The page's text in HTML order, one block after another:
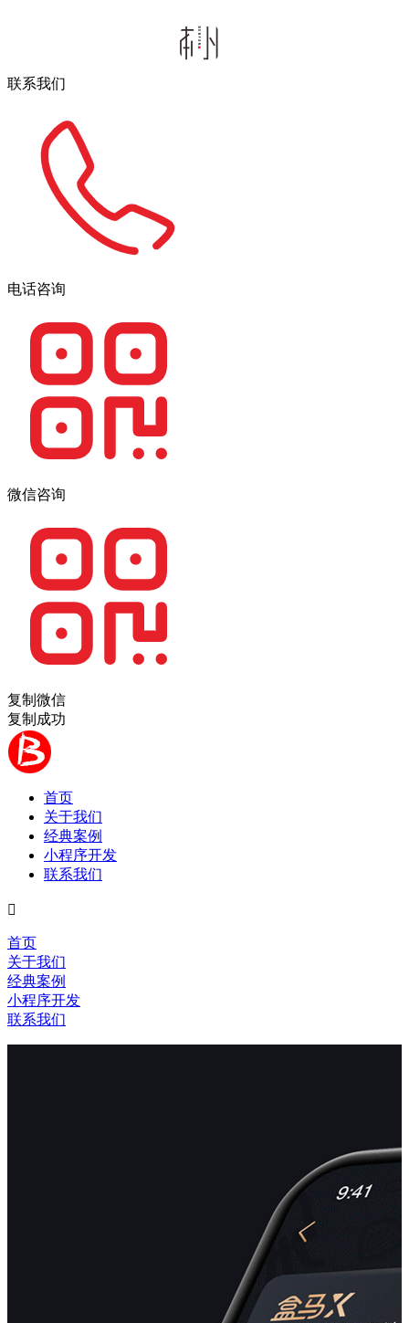
联系我们
电话咨询
微信咨询
复制微信
复制成功
首页
关于我们
经典案例
小程序开发
联系我们

首页
关于我们
经典案例
小程序开发
联系我们